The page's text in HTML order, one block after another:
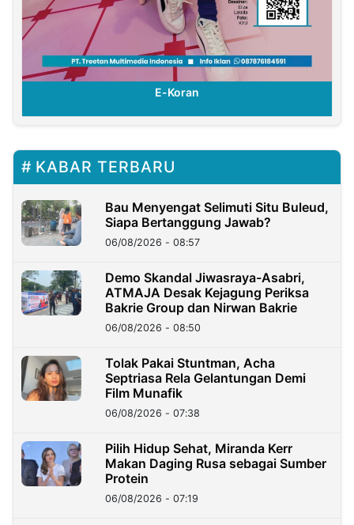
E-Koran
KABAR TERBARU
Bau Menyengat Selimuti Situ Buleud,
Siapa Bertanggung Jawab?
06/08/2026 - 08:57
Demo Skandal Jiwasraya-Asabri,
ATMAJA Desak Kejagung Periksa
Bakrie Group dan Nirwan Bakrie
06/08/2026 - 08:50
Tolak Pakai Stuntman, Acha
Septriasa Rela Gelantungan Demi
Film Munafik
06/08/2026 - 07:38
Pilih Hidup Sehat, Miranda Kerr
Makan Daging Rusa sebagai Sumber
Protein
06/08/2026 - 07:19